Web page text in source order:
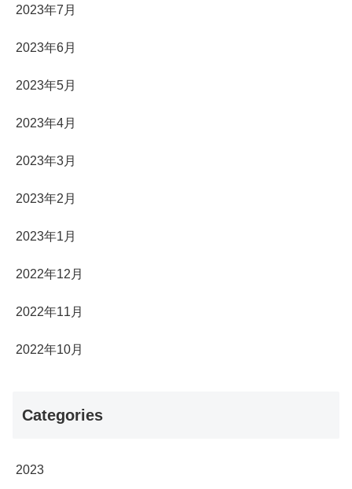
2023年7月
2023年6月
2023年5月
2023年4月
2023年3月
2023年2月
2023年1月
2022年12月
2022年11月
2022年10月
Categories
2023